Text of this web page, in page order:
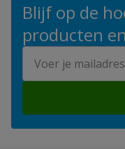
Blijf op de
producten